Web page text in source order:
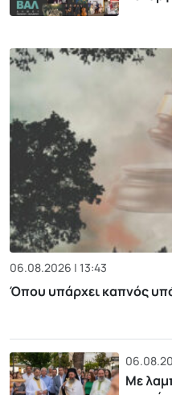
06.08.2026 | 13:43
Όπου υπάρχει καπνός
Με